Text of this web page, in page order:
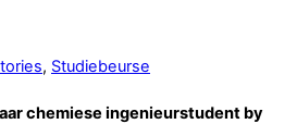
, Studiebeurse
chemiese ingenieurstudent by